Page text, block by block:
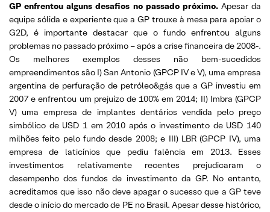
GP enfrentou alguns desafios no passado próximo.Apesar da
equipe sólida e experiente que a GP trouxe à mesa para apoiar o
G2D, é importante destacar que o fundo enfrentou alguns
problemas no passado próximo – após a crise financeira de 2008-.
Os melhores exemplos desses não bem-sucedidos
empreendimentos são I) San Antonio (GPCP IV e V), uma empresa
argentina de perfuração de petróleo&gás que a GP investiu em
2007 e enfrentou um prejuízo de 100% em 2014; II) Imbra (GPCP
V) uma empresa de implantes dentários vendida pelo preço
simbólico de USD 1 em 2010 após o investimento de USD 140
milhões feito pelo fundo desde 2008; e III) LBR (GPCP IV), uma
empresa de laticínios que pediu falência em 2013. Esses
investimentos relativamente recentes prejudicaram o
desempenho dos fundos de investimento da GP. No entanto,
acreditamos que isso não deve apagar o sucesso que a GP teve
desde o início do mercado de PE no Brasil. Apesar desse histórico,